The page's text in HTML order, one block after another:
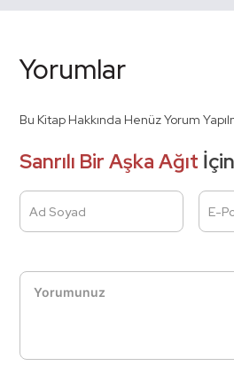
Yorumlar
Bu Kitap Hakkında Henüz Yorum
Sanrılı Bir Aşka Ağıt
Ad Soyad E-